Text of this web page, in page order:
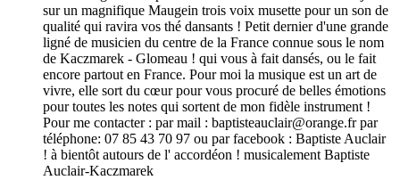
sur un magnifique Maugein trois voix musette pour un son de
qualité qui ravira vos thé dansants ! Petit dernier d'une grande
ligné de musicien du centre de la France connue sous le nom
de Kaczmarek - Glomeau ! qui vous à fait dansés, ou le fait
encore partout en France. Pour moi la musique est un art de
vivre, elle sort du cœur pour vous procuré de belles émotions
pour toutes les notes qui sortent de mon fidèle instrument !
Pour me contacter : par mail : baptisteauclair@orange.frpar
téléphone: 07 85 43 70 97 ou par facebook : Baptiste Auclair
! à bientôt autours de l' accordéon ! musicalement Baptiste
Auclair-Kaczmarek